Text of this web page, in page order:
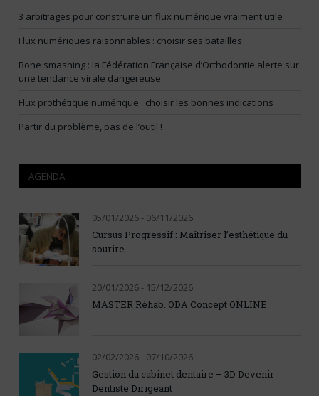
3 arbitrages pour construire un flux numérique vraiment utile
Flux numériques raisonnables : choisir ses batailles
Bone smashing : la Fédération Française d’Orthodontie alerte sur
une tendance virale dangereuse
Flux prothétique numérique : choisir les bonnes indications
Partir du problème, pas de l’outil !
AGENDA
05/01/2026 - 06/11/2026
Cursus Progressif : Maîtriser l’esthétique du
sourire
20/01/2026 - 15/12/2026
MASTER Réhab. ODA Concept ONLINE
02/02/2026 - 07/10/2026
Gestion du cabinet dentaire – 3D Devenir
Dentiste Dirigeant